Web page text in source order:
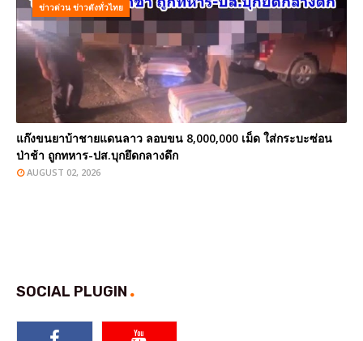
ข่าวด่วน ข่าวดังทั่วไทย
แก๊งขนยาบ้าชายแดนลาว ลอบขน 8,000,000 เม็ด ใส่กระบะซ่อน
ป่าช้า ถูกทหาร-ปส.บุกยึดกลางดึก
AUGUST 02, 2026
SOCIAL PLUGIN